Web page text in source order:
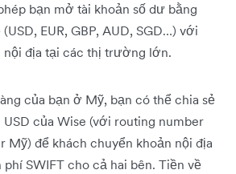
bạn mở tài khoản số dư bằng
EUR, GBP, AUD, SGD…) với
nội địa tại các thị trường lớn.
của bạn ở Mỹ, bạn có thể chia sẻ
của Wise (với routing number
Mỹ) để khách chuyển khoản nội địa
SWIFT cho cả hai bên. Tiền về